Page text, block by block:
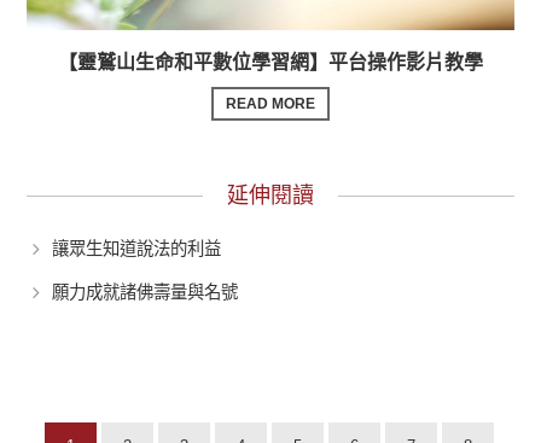
【靈鷲山生命和平數位學習網】平台操作影片教學
READ MORE
延伸閱讀
讓眾生知道說法的利益
願力成就諸佛壽量與名號